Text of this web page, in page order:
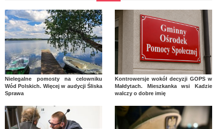
Nielegalne pomosty na celowniku
Wód Polskich. Więcej w audycji Śliska
Sprawa
Kontrowersje wokół decyzji GOPS w
Małdytach. Mieszkanka wsi Kadzie
walczy o dobre imię